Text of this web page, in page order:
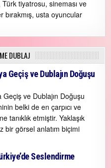
tiyatrosu, sineması ve
bırakmış, usta oyuncular
DUBLAJ
Geçiş ve Dublajın Doğuşu
ve Dublajın Doğuşu
belki de en çarpıcı ve
tanıklık etmiştir. Yaklaşık
bir görsel anlatım biçimi
Seslendirme